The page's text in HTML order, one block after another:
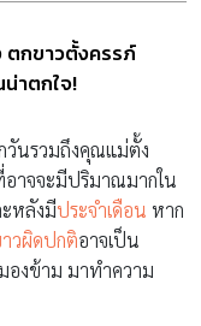
ตกขาวตั้งครรภ์
าตกใจ!
วันรวมถึงคุณแม่ตั้ง
าจจะมีปริมาณมากใน
หลังมีประจำเดือน หาก
วผิดปกติอาจเป็น
องข้าม มาทำความ